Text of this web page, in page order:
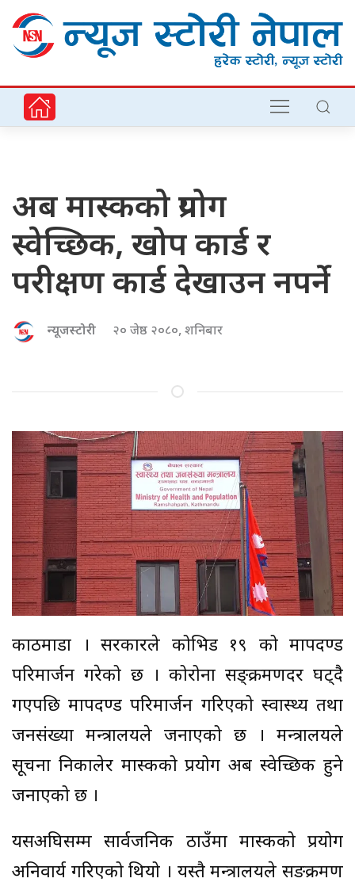
अब मास्कको प्रयोग
स्वेच्छिक, खोप कार्ड र
परीक्षण कार्ड देखाउन नपर्ने
न्यूजस्टोरी २० जेष्ठ २०८०, शनिबार
काठमाडौं । सरकारले कोभिड १९ को मापदण्ड
परिमार्जन गरेको छ । कोरोना सङ्क्रमणदर घट्दै
गएपछि मापदण्ड परिमार्जन गरिएको स्वास्थ्य तथा
जनसंख्या मन्त्रालयले जनाएको छ । मन्त्रालयले
सूचना निकालेर मास्कको प्रयोग अब स्वेच्छिक हुने
जनाएको छ ।
यसअघिसम्म सार्वजनिक ठाउँमा मास्कको प्रयोग
अनिवार्य गरिएको थियो । यस्तै मन्त्रालयले सङक्रमण